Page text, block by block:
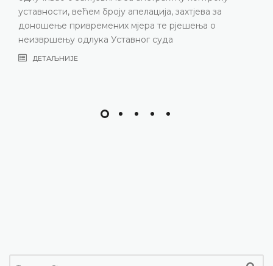
уставности, већем броју апелација, захтјева за
доношење привремених мјера те рјешења о
неизвршењу одлука Уставног суда
ДЕТАЉНИЈЕ